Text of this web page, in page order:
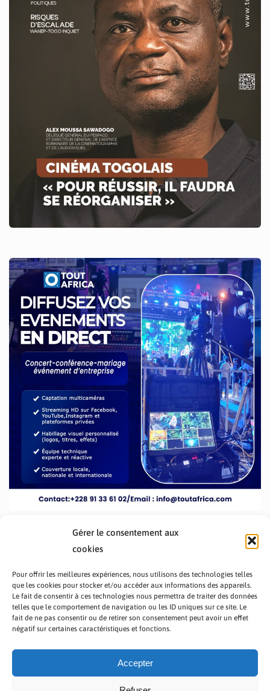
Gérer le consentement aux
cookies
Pour offrir les meilleures expériences, nous utilisons des technologies telles
que les cookies pour stocker et/ou accéder aux informations des appareils.
Le fait de consentir à ces technologies nous permettra de traiter des données
telles que le comportement de navigation ou les ID uniques sur ce site. Le
fait de ne pas consentir ou de retirer son consentement peut avoir un effet
négatif sur certaines caractéristiques et fonctions.
Accepter
PRÉSENTATION TOUTAFRICA
A PROPOS